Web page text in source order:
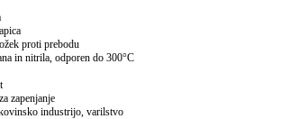
proti prebodu
in nitrila, odporen do 300°C
zapenjanje
industrijo, varilstvo